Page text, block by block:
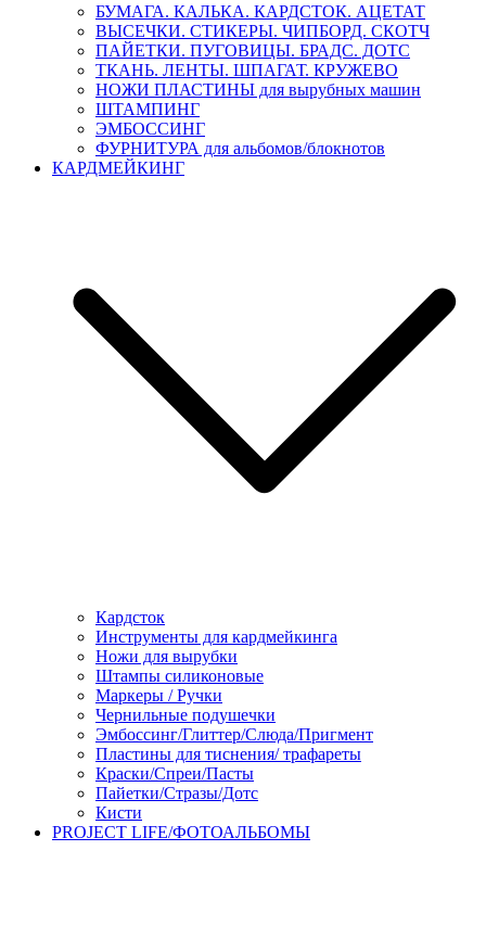
БУМАГА. КАЛЬКА. КАРДСТОК. АЦЕТАТ
ВЫСЕЧКИ. СТИКЕРЫ. ЧИПБОРД. СКОТЧ
ПАЙЕТКИ. ПУГОВИЦЫ. БРАДС. ДОТС
ТКАНЬ. ЛЕНТЫ. ШПАГАТ. КРУЖЕВО
НОЖИ ПЛАСТИНЫ для вырубных машин
ШТАМПИНГ
ЭМБОССИНГ
ФУРНИТУРА для альбомов/блокнотов
КАРДМЕЙКИНГ
Кардсток
Инструменты для кардмейкинга
Ножи для вырубки
Штампы силиконовые
Маркеры / Ручки
Чернильные подушечки
Эмбоссинг/Глиттер/Слюда/Пригмент
Пластины для тиснения/ трафареты
Краски/Спреи/Пасты
Пайетки/Стразы/Дотс
Кисти
PROJECT LIFE/ФОТОАЛЬБОМЫ